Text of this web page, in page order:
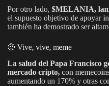
Por otro lado, $MELANIA,
el supuesto objetivo de apoyar
también ha demostrado ser
🤨 Vive, vive, meme
La salud del Papa Francisco
mercado cripto, con
aumentando un 170% y otras